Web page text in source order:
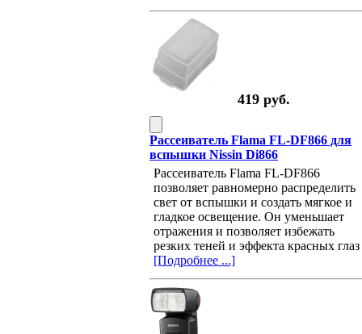
419 руб.
Рассеиватель Flama FL-DF866 для
вспышки Nissin Di866
Рассеиватель Flama FL-DF866
позволяет равномерно распределить
свет от вспышки и создать мягкое и
гладкое освещение. Он уменьшает
отражения и позволяет избежать
резких теней и эффекта красных глаз
[Подробнее ...]